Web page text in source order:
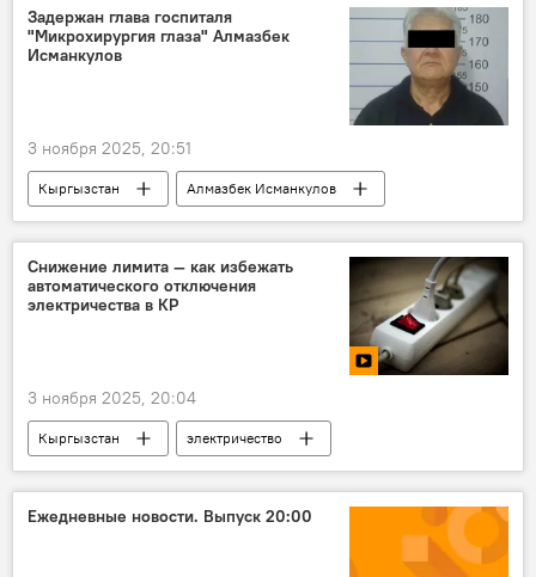
Бишкекское предприятие электрических сетей
Задержан глава госпиталя
"Микрохирургия глаза" Алмазбек
Исманкулов
3 ноября 2025, 20:51
Кыргызстан
Алмазбек Исманкулов
задержание
коррупция
МВД
Медицинское оборудование
Снижение лимита — как избежать
автоматического отключения
электричества в КР
3 ноября 2025, 20:04
Кыргызстан
электричество
ОАО "НЭСК"
мощность
ограничение
счетчик
нагрузка
Ежедневные новости. Выпуск 20:00